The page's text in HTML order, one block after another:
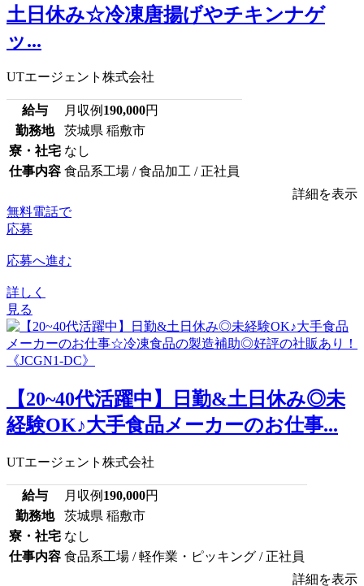
土日休み☆冷凍唐揚げやチキンナゲ
ッ...
UTエージェント株式会社
給与 月収例 190,000円
勤務地
茨城県 稲敷市
寮・社宅 なし
仕事内容 食品系工場 / 食品加工 / 正社員
詳細を表示
無料電話で
応募
応募へ進む
詳しく
見る
【20~40代活躍中】日勤&土日休み◎未
経験OK♪大手食品メーカーのお仕事...
UTエージェント株式会社
給与 月収例 190,000円
勤務地
茨城県 稲敷市
寮・社宅 なし
仕事内容 食品系工場 / 軽作業・ピッキング / 正社員
詳細を表示